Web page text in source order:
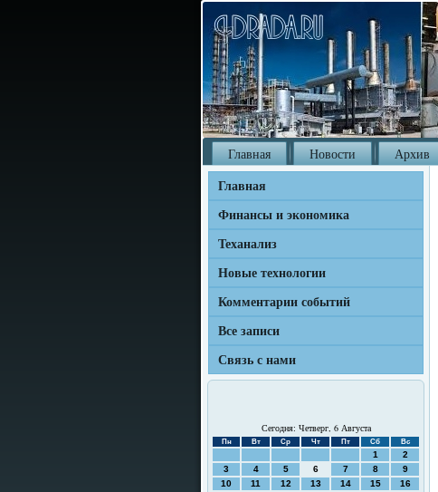
Главная Новости Архив
Главная
Финансы и экономика
Теханализ
Новые технологии
Комментарии событий
Все записи
Связь с нами
Сегодня: Четверг, 6 Августа
Пн Вт Ср Чт Пт Сб Вс
1
2
3
4 5 6 7 8
9
10
11 12 13 14 15
16